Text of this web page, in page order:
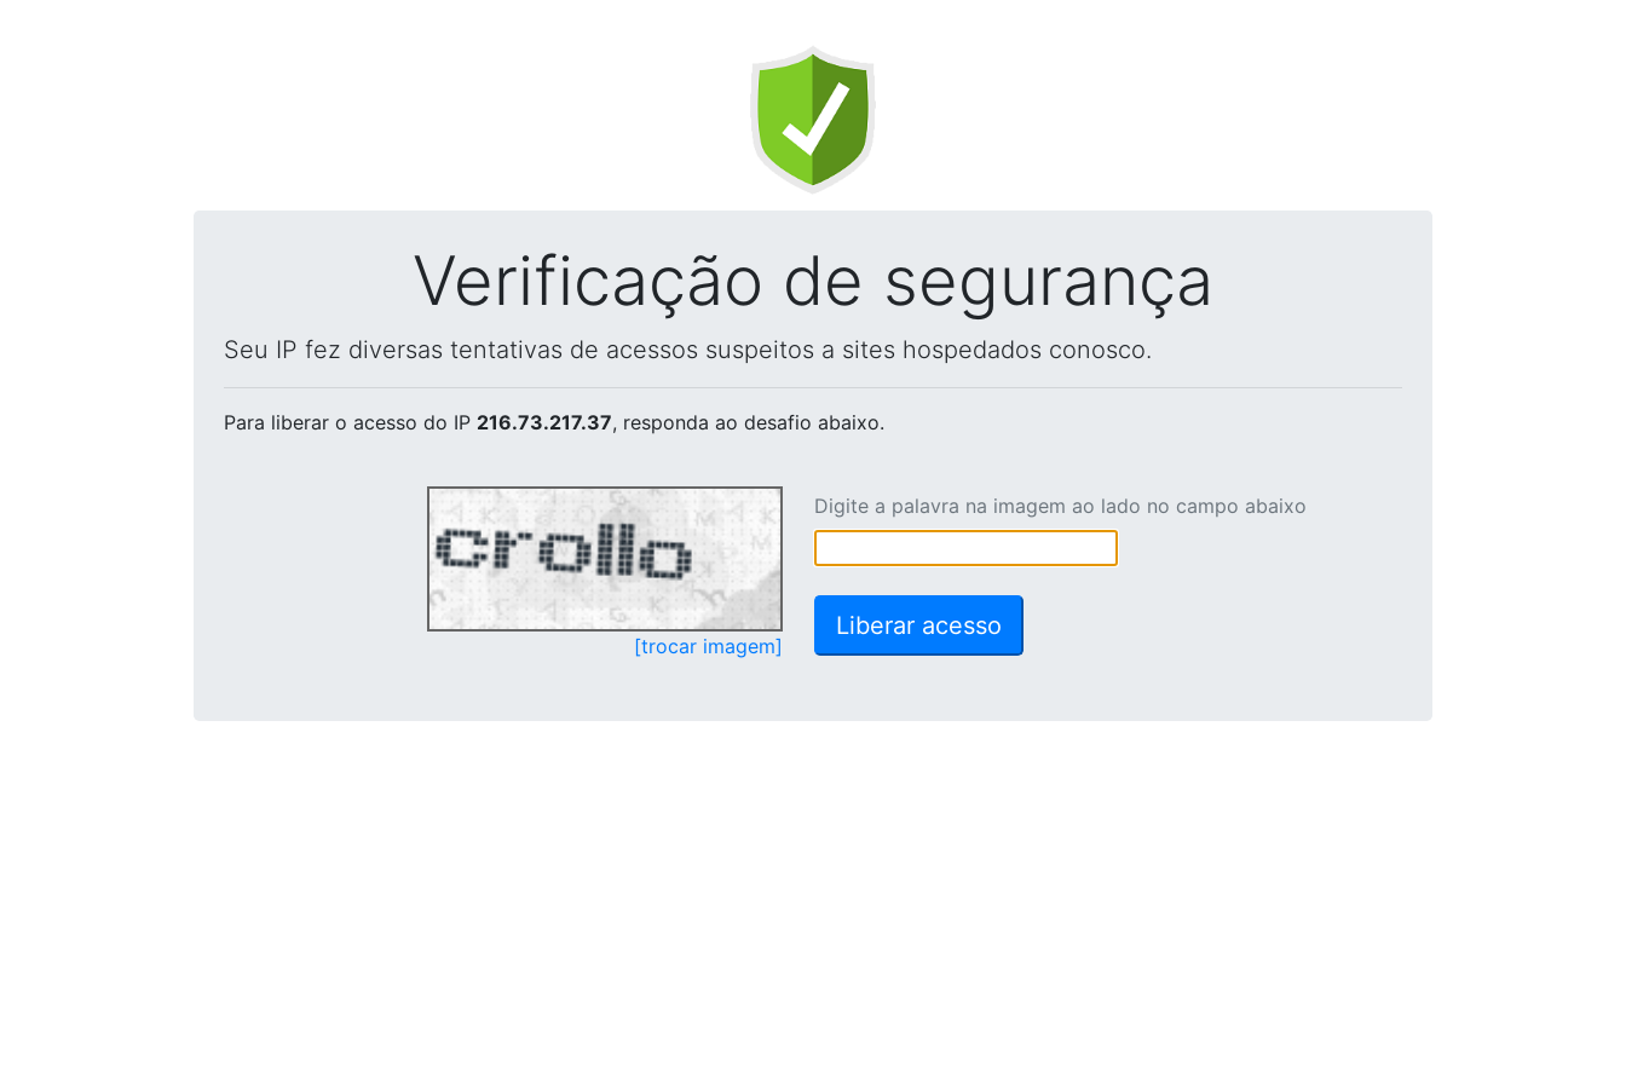
Verificação de segurança
Seu IP fez diversas tentativas de acessos suspeitos a sites hospedados conosco.
Para liberar o acesso do IP 216.73.217.37, responda ao desafio abaixo.
[trocar imagem]
Digite a palavra na imagem ao lado no campo abaixo